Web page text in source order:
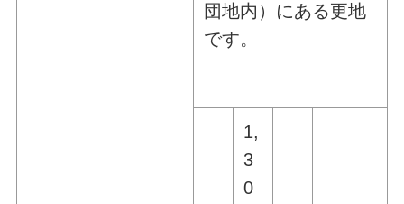
団地内）にある更地
です。
1,
3
0